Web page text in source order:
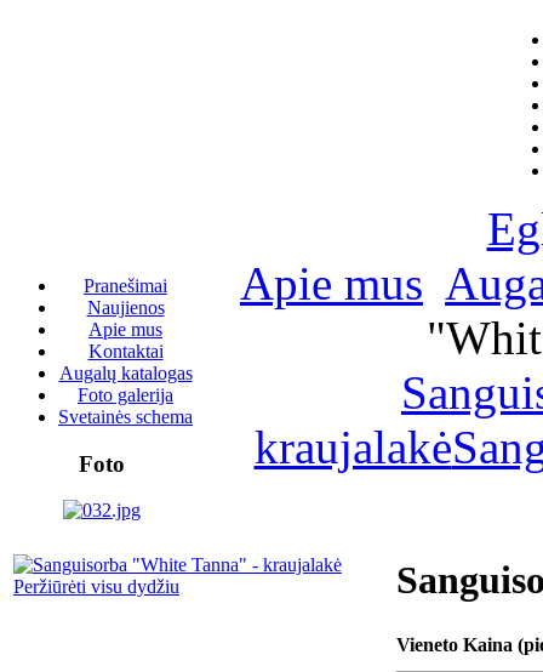
Pranešimai
Naujienos
Apie mus
Kontaktai
Augalų katalogas
Foto galerija
Svetainės schema
Foto
Apie mus
kraujalakė
Peržiūrėti visu dydžiu
Vieneto Kaina